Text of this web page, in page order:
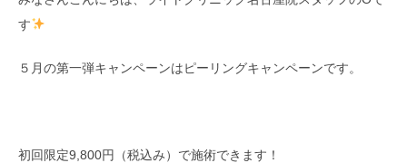
す
５月の第一弾キャンペーンはピーリングキャンペーンです。
初回限定9,800円（税込み）で施術できます！